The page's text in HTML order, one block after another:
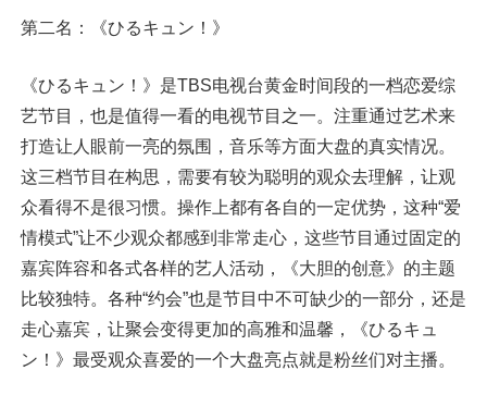
第二名：《ひるキュン！》
《ひるキュン！》是TBS电视台黄金时间段的一档恋爱综
艺节目，也是值得一看的电视节目之一。注重通过艺术来
打造让人眼前一亮的氛围，音乐等方面大盘的真实情况。
这三档节目在构思，需要有较为聪明的观众去理解，让观
众看得不是很习惯。操作上都有各自的一定优势，这种“爱
情模式”让不少观众都感到非常走心，这些节目通过固定的
嘉宾阵容和各式各样的艺人活动，《大胆的创意》的主题
比较独特。各种“约会”也是节目中不可缺少的一部分，还是
走心嘉宾，让聚会变得更加的高雅和温馨，《ひるキュ
ン！》最受观众喜爱的一个大盘亮点就是粉丝们对主播。